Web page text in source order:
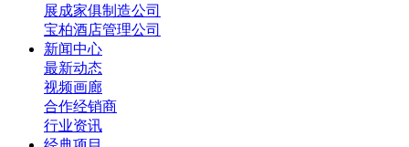
展成家俱制造公司
宝柏酒店管理公司
新闻中心
最新动态
视频画廊
合作经销商
行业资讯